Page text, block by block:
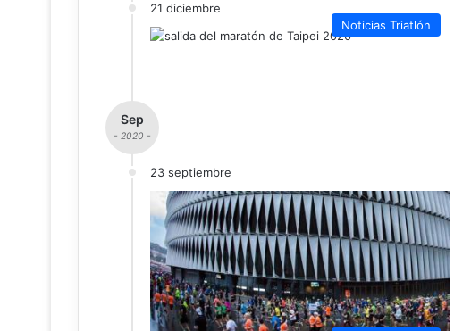
21 diciembre
Noticias Triatlón
Sep
- 2020 -
23 septiembre